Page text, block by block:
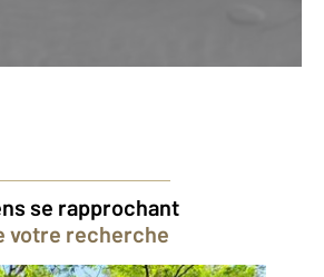
se rapprochant
votre recherche